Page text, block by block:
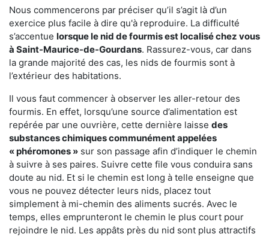
Nous commencerons par préciser qu’il s’agit là d’un
exercice plus facile à dire qu'à reproduire. La difficulté
s’accentue lorsque le nid de fourmis est localisé chez vous
à Saint-Maurice-de-Gourdans. Rassurez-vous, car dans
la grande majorité des cas, les nids de fourmis sont à
l’extérieur des habitations.
Il vous faut commencer à observer les aller-retour des
fourmis. En effet, lorsqu’une source d’alimentation est
repérée par une ouvrière, cette dernière laisse des
substances chimiques communément appelées
« phéromones » sur son passage afin d’indiquer le chemin
à suivre à ses paires. Suivre cette file vous conduira sans
doute au nid. Et si le chemin est long à telle enseigne que
vous ne pouvez détecter leurs nids, placez tout
simplement à mi-chemin des aliments sucrés. Avec le
temps, elles emprunteront le chemin le plus court pour
rejoindre le nid. Les appâts près du nid sont plus attractifs